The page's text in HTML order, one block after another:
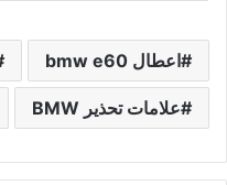
اعطال bmw e60
علامات تحذير BMW